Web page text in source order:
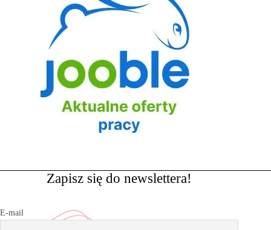
Zapisz się do newslettera!
E-mail